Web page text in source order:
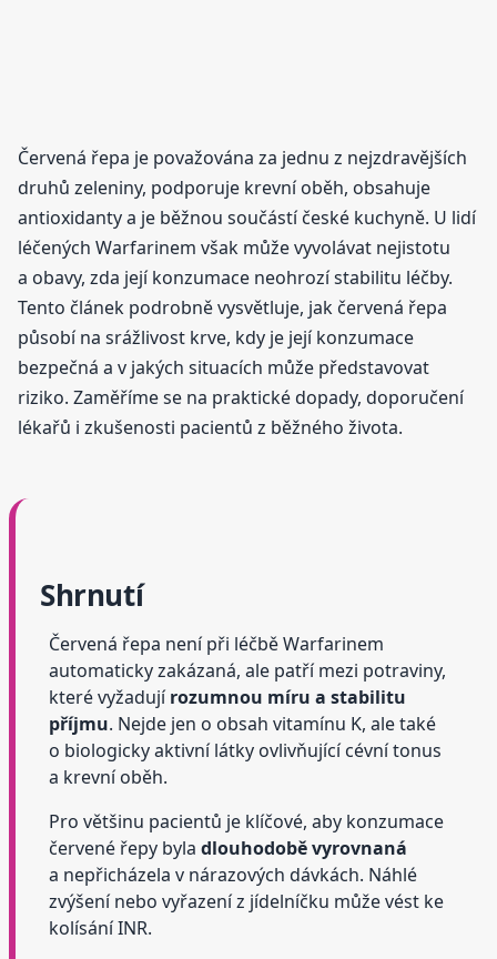
Červená řepa je považována za jednu z nejzdravějších
druhů zeleniny, podporuje krevní oběh, obsahuje
antioxidanty a je běžnou součástí české kuchyně. U lidí
léčených Warfarinem však může vyvolávat nejistotu
a obavy, zda její konzumace neohrozí stabilitu léčby.
Tento článek podrobně vysvětluje, jak červená řepa
působí na srážlivost krve, kdy je její konzumace
bezpečná a v jakých situacích může představovat
riziko. Zaměříme se na praktické dopady, doporučení
lékařů i zkušenosti pacientů z běžného života.
Shrnutí
Červená řepa není při léčbě Warfarinem
automaticky zakázaná, ale patří mezi potraviny,
které vyžadujírozumnou míru a stabilitu
příjmu. Nejde jen o obsah vitamínu K, ale také
o biologicky aktivní látky ovlivňující cévní tonus
a krevní oběh.
Pro většinu pacientů je klíčové, aby konzumace
červené řepy byla dlouhodobě vyrovnaná
a nepřicházela v nárazových dávkách. Náhlé
zvýšení nebo vyřazení z jídelníčku může vést ke
kolísání INR.